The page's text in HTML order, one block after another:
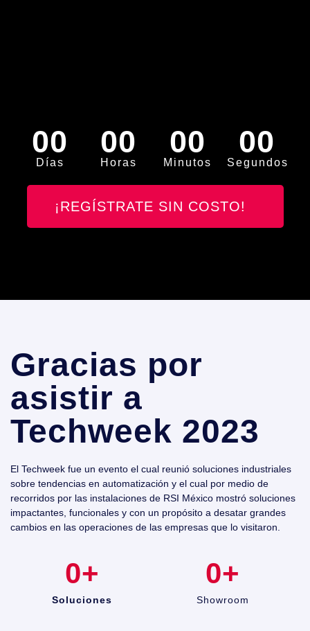
00
Días
00
Horas
00
Minutos
00
Segundos
¡REGÍSTRATE SIN COSTO!
Gracias por
asistir a
Techweek 2023
El Techweek fue un evento el cual reunió soluciones industriales
sobre tendencias en automatización y el cual por medio de
recorridos por las instalaciones de RSI México mostró soluciones
impactantes, funcionales y con un propósito a desatar grandes
cambios en las operaciones de las empresas que lo visitaron.
Soluciones
0+
Showroom
0+